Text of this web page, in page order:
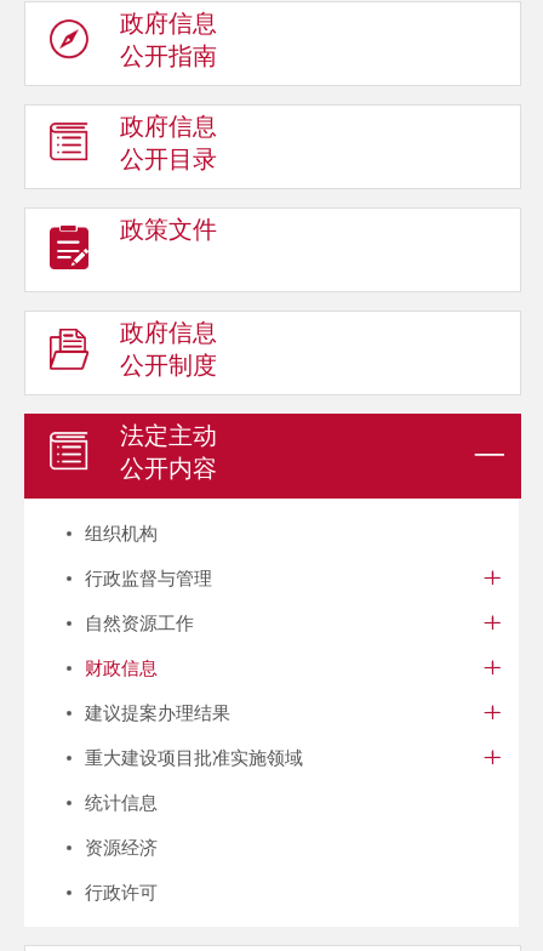
政府信息
公开指南
政府信息
公开目录
政策文件
政府信息
公开制度
法定主动
公开内容
组织机构
行政监督与管理
自然资源工作
财政信息
建议提案办理结果
重大建设项目批准实施领域
统计信息
资源经济
行政许可